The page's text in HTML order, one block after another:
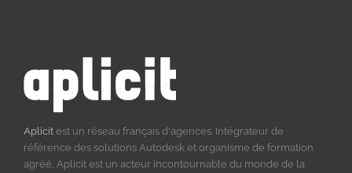
Aplicit est un réseau français d'agences. Intégrateur de
référence des solutions Autodesk et organisme de formation
agréé, Aplicit est un acteur incontournable du monde de la